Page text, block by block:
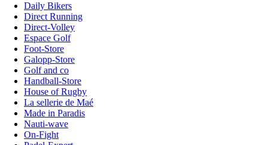
Daily Bikers
Direct Running
Direct-Volley
Espace Golf
Foot-Store
Galopp-Store
Golf and co
Handball-Store
House of Rugby
La sellerie de Maé
Made in Paradis
Nauti-wave
On-Fight